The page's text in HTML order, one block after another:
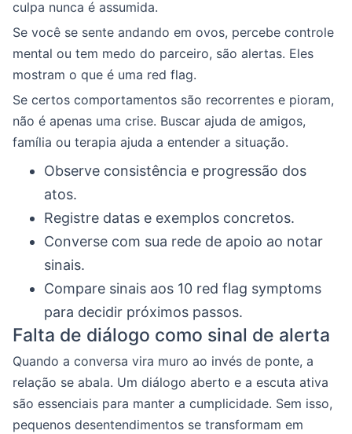
culpa nunca é assumida.
Se você se sente andando em ovos, percebe controle
mental ou tem medo do parceiro, são alertas. Eles
mostram o que é uma red flag.
Se certos comportamentos são recorrentes e pioram,
não é apenas uma crise. Buscar ajuda de amigos,
família ou terapia ajuda a entender a situação.
Observe consistência e progressão dos
atos.
Registre datas e exemplos concretos.
Converse com sua rede de apoio ao notar
sinais.
Compare sinais aos 10 red flag symptoms
para decidir próximos passos.
Falta de diálogo como sinal de alerta
Quando a conversa vira muro ao invés de ponte, a
relação se abala. Um diálogo aberto e a escuta ativa
são essenciais para manter a cumplicidade. Sem isso,
pequenos desentendimentos se transformam em